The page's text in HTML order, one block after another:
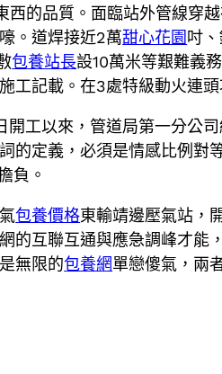
西的品質。面臨站外管線穿
。道焊接近2萬甜心花園 吋
包養站長設10萬米等艱難義務
工記載。在3處特級動火連
開工以來，管道局第一分公
詞的定義，必須是情感比例對
負。
包養價格東輸靖邊壓氣站，
的互聯互通與應急調峰才能
無限的包養網單戀傻氣，兩